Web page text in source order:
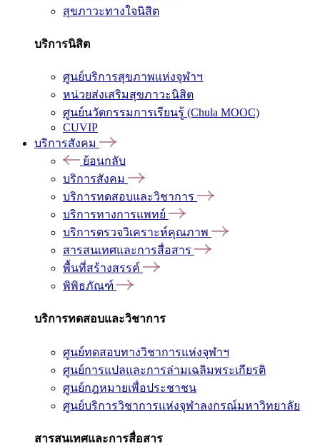
สุขภาวะทางใจนิสิต
บริการนิสิต
ศูนย์บริการสุขภาพแห่งจุฬาฯ
หน่วยส่งเสริมสุขภาวะนิสิต
ศูนย์นวัตกรรมการเรียนรู้ (Chula MOOC)
CUVIP
บริการสังคม
ย้อนกลับ
บริการสังคม
บริการทดสอบและวิชาการ
บริการทางการแพทย์
บริการตรวจวิเคราะห์คุณภาพ
สารสนเทศและการสื่อสาร
พื้นที่สร้างสรรค์
พิพิธภัณฑ์
บริการทดสอบและวิชาการ
ศูนย์ทดสอบทางวิชาการแห่งจุฬาฯ
ศูนย์การแปลและการล่ามเฉลิมพระเกียรติ
ศูนย์กฎหมายเพื่อประชาชน
ศูนย์บริการวิชาการแห่งจุฬาลงกรณ์มหาวิทยาลัย
สารสนเทศและการสื่อสาร